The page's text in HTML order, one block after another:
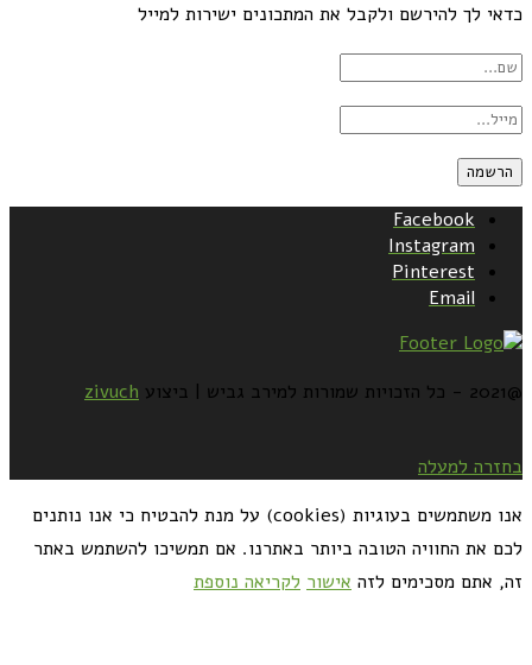
כדאי לך להירשם ולקבל את המתכונים ישירות למייל
Facebook
Instagram
Pinterest
Email
@2021 - כל הזכויות שמורות למירב גביש | ביצוע zivuch
בחזרה למעלה
אנו משתמשים בעוגיות (cookies) על מנת להבטיח כי אנו נותנים
לכם את החוויה הטובה ביותר באתרנו. אם תמשיכו להשתמש באתר
זה, אתם מסכימים לזה אישור לקריאה נוספת